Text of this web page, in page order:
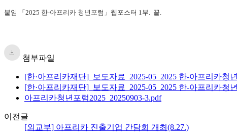
붙임 「2025 한-아프리카 청년포럼」웹포스터 1부. 끝.
첨부파일
[한·아프리카재단]_보도자료_2025-05_2025 한-아프리카청
[한·아프리카재단]_보도자료_2025-05_2025 한-아프리카청
아프리카청년포럼2025_20250903-3.pdf
이전글
[외교부] 아프리카 진출기업 간담회 개최(8.27.)